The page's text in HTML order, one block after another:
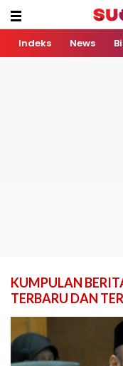
Indeks News
KUMPULAN
TERBARU DAN